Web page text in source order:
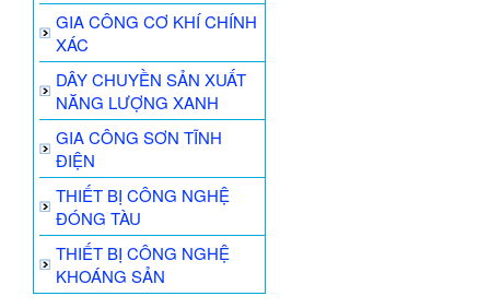
GIA CÔNG CƠ KHÍ CHÍNH
XÁC
DÂY CHUYỀN SẢN XUẤT
NĂNG LƯỢNG XANH
GIA CÔNG SƠN TĨNH
ĐIỆN
THIẾT BỊ CÔNG NGHỆ
ĐÓNG TÀU
THIẾT BỊ CÔNG NGHỆ
KHOÁNG SẢN